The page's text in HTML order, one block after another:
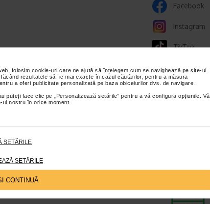
folosim cookie-uri care ne ajută să înțelegem cum se navighează pe site-ul
rezultatele să fie mai exacte în cazul căutărilor, pentru a măsura
a oferi publicitate personalizată pe baza obiceiurilor dvs. de navigare.
puteți face clic pe „Personalizează setările” pentru a vă configura opțiunile. Vă
nostru în orice moment.
SETĂRILE
SETĂRILE
CONTINUĂ
Facebook
Instagram
TikTok
Whatsapp
sarcina